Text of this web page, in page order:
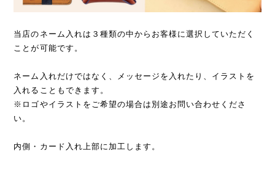
当店のネーム入れは３種類の中からお客様に選択していただく
ことが可能です。
ネーム入れだけではなく、メッセージを入れたり、イラストを
入れることもできます。
※ロゴやイラストをご希望の場合は別途お問い合わせくださ
い。
内側・カード入れ上部に加工します。